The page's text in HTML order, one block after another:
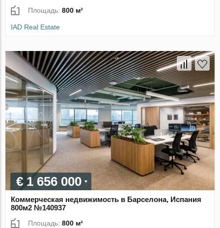
Площадь:800 м²
IAD Real Estate
€ 1 656 000
Коммерческая недвижимость в Барселона, Испания
800м2 №140937
Площадь:800 м²